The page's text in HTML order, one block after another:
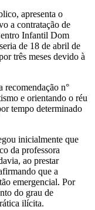
apresenta o
a contratação de
Infantil Dom
de 18 de abril de
três meses devido à
n°
e orientando o réu
tempo determinado
inicialmente que
da professora
ao prestar
que a
emergencial. Por
do grau de
ilícita.